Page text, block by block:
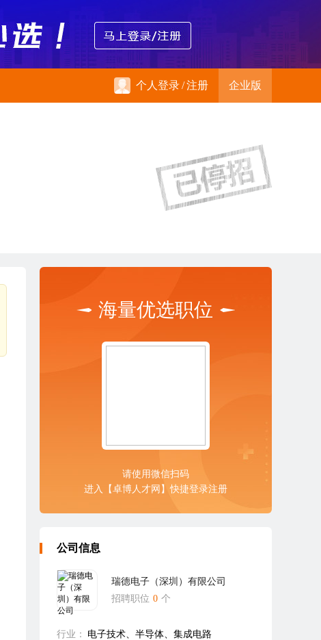
个人登录/注册 企业版
海量优选职位
请使用微信扫码
进入【卓博人才网】快捷登录注册
公司信息
瑞德电子（深圳）有限公司
招聘职位 0 个
行业：
电子技术、半导体、集成电路